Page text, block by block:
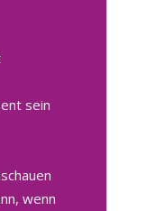
sein
wenn